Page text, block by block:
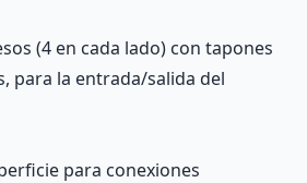
(4 en cada lado) con tapones
para la entrada/salida del
para conexiones